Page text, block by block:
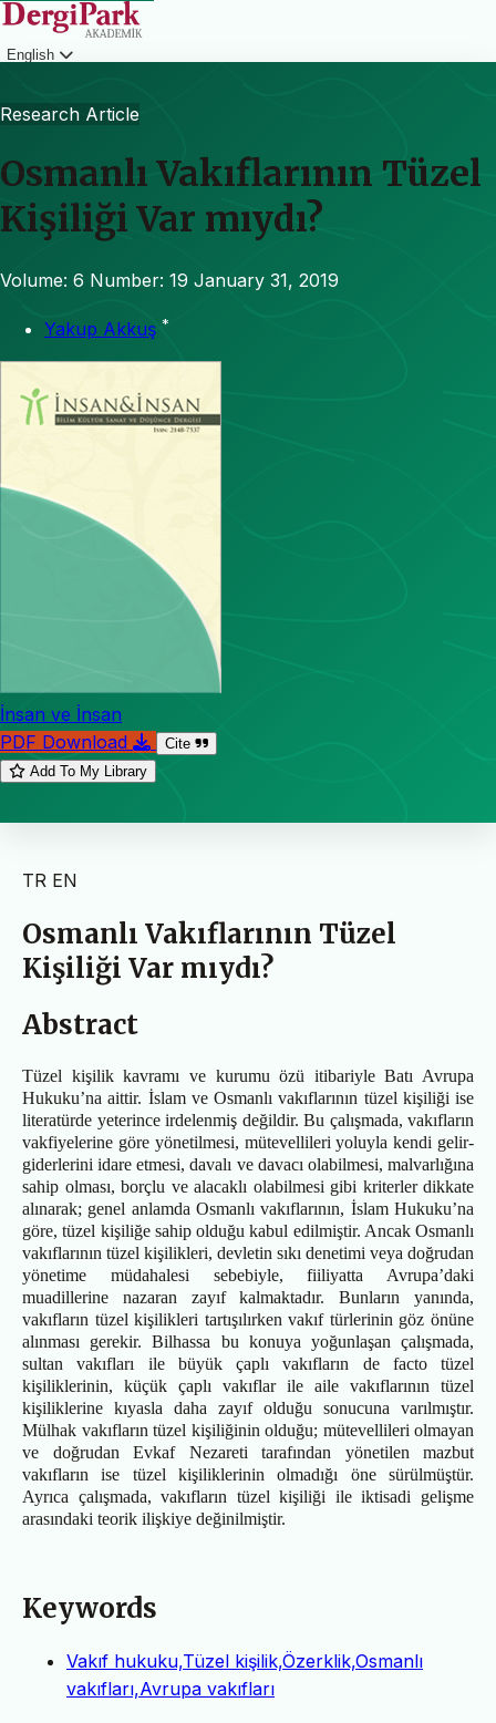
English
Research Article
Osmanlı Vakıflarının Tüzel
Kişiliği Var mıydı?
Volume: 6 Number: 19 January 31, 2019
Yakup Akkuş *
İnsan ve İnsan
PDF Download
Cite
Add To My Library
TR EN
Osmanlı Vakıflarının Tüzel
Kişiliği Var mıydı?
Abstract
Tüzel kişilik kavramı ve kurumu özü itibariyle Batı Avrupa
Hukuku’na aittir. İslam ve Osmanlı vakıflarının tüzel kişiliği ise
literatürde yeterince irdelenmiş değildir. Bu çalışmada, vakıfların
vakfiyelerine göre yönetilmesi, mütevellileri yoluyla kendi gelir-
giderlerini idare etmesi, davalı ve davacı olabilmesi, malvarlığına
sahip olması, borçlu ve alacaklı olabilmesi gibi kriterler dikkate
alınarak; genel anlamda Osmanlı vakıflarının, İslam Hukuku’na
göre, tüzel kişiliğe sahip olduğu kabul edilmiştir. Ancak Osmanlı
vakıflarının tüzel kişilikleri, devletin sıkı denetimi veya doğrudan
yönetime müdahalesi sebebiyle, fiiliyatta Avrupa’daki
muadillerine nazaran zayıf kalmaktadır. Bunların yanında,
vakıfların tüzel kişilikleri tartışılırken vakıf türlerinin göz önüne
alınması gerekir. Bilhassa bu konuya yoğunlaşan çalışmada,
sultan vakıfları ile büyük çaplı vakıfların de facto tüzel
kişiliklerinin, küçük çaplı vakıflar ile aile vakıflarının tüzel
kişiliklerine kıyasla daha zayıf olduğu sonucuna varılmıştır.
Mülhak vakıfların tüzel kişiliğinin olduğu; mütevellileri olmayan
ve doğrudan Evkaf Nezareti tarafından yönetilen mazbut
vakıfların ise tüzel kişiliklerinin olmadığı öne sürülmüştür.
Ayrıca çalışmada, vakıfların tüzel kişiliği ile iktisadi gelişme
arasındaki teorik ilişkiye değinilmiştir.
Keywords
Vakıf hukuku,Tüzel kişilik,Özerklik,Osmanlı
vakıfları,Avrupa vakıfları